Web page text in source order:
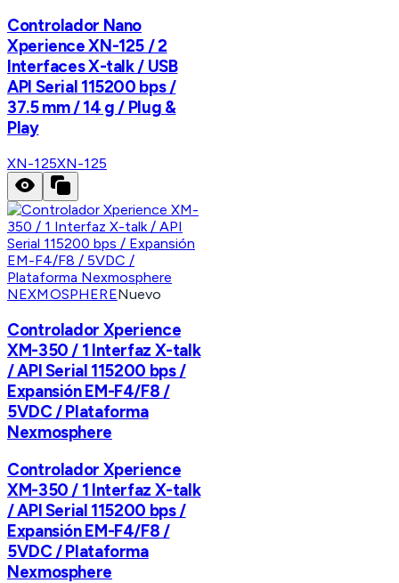
Controlador Nano
Xperience XN-125 / 2
Interfaces X-talk / USB
API Serial 115200 bps /
37.5 mm / 14 g / Plug &
Play
XN-125XN-125
NEXMOSPHERENuevo
Controlador Xperience
XM-350 / 1 Interfaz X-talk
/ API Serial 115200 bps /
Expansión EM-F4/F8 /
5VDC / Plataforma
Nexmosphere
Controlador Xperience
XM-350 / 1 Interfaz X-talk
/ API Serial 115200 bps /
Expansión EM-F4/F8 /
5VDC / Plataforma
Nexmosphere